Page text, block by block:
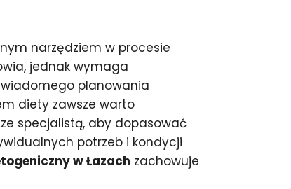
narzędziem w procesie
jednak wymaga
planowania
diety zawsze warto
specjalistą, aby dopasować
potrzeb i kondycji
w Łazach zachowuje